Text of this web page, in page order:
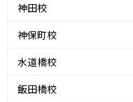
神田校
神保町校
水道橋校
飯田橋校